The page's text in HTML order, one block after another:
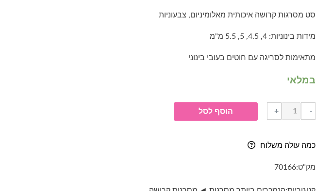
סט מסרגות קרושה איכותית מאלומיניום, צבעוניות
מידות בינוניות: 4, 4.5, 5, 5.5 מ"מ
מתאימות לסריגה עם חוטים בעובי בינוני
במלאי
-
כמות
של
מסרגות
צבעוניות-
בינוני-
+ הוסף לסל
כמה עולה משלוח
מק"ט:70166